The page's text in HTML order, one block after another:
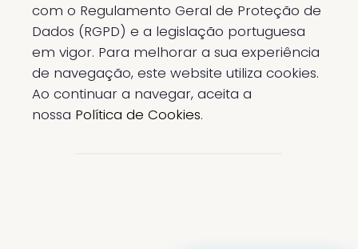
com o Regulamento Geral de Proteção de
Dados (RGPD) e a legislação portuguesa
em vigor. Para melhorar a sua experiência
de navegação, este website utiliza cookies.
Ao continuar a navegar, aceita a
nossa Política de Cookies.